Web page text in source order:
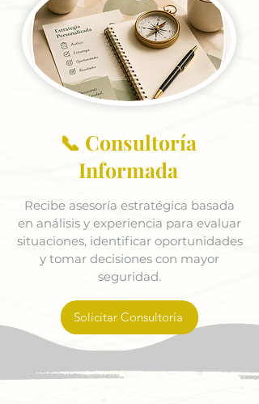
📞 Consultoría
Informada
Recibe asesoría estratégica basada
en análisis y experiencia para evaluar
situaciones, identificar oportunidades
y tomar decisiones con mayor
seguridad.
Solicitar Consultoría